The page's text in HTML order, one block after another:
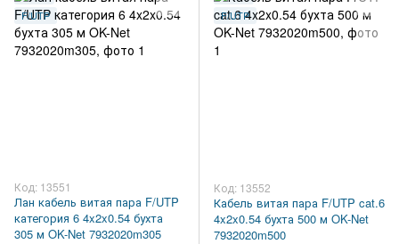
F/UTP
Код: 13551
Лан кабель витая пара F/UTP
категория 6 4x2x0.54 бухта
305 м OK-Net 7932020m305
F/UTP
Код: 13552
Кабель витая пара F/UTP cat.6
4x2x0.54 бухта 500 м OK-Net
7932020m500